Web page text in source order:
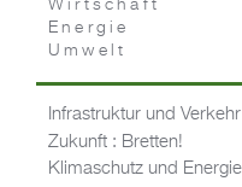
Wirtschaft
Energie
Umwelt
Infrastruktur und Verkehr
Zukunft : Bretten!
Klimaschutz und Energie